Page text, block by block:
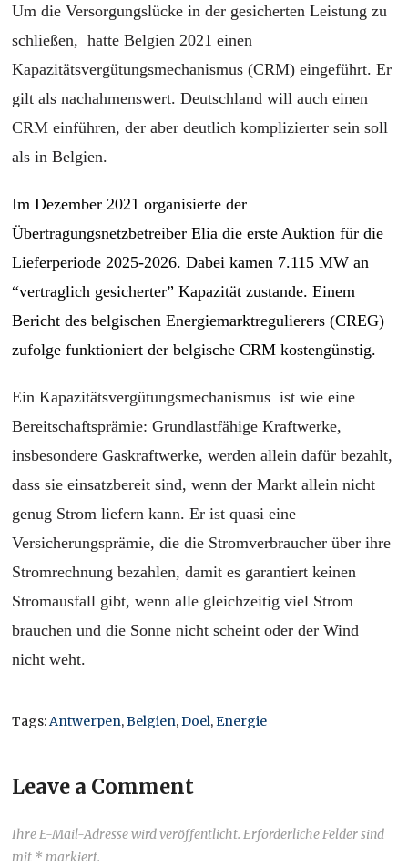
Um die Versorgungslücke in der gesicherten Leistung zu
schließen, hatte Belgien 2021 einen
Kapazitätsvergütungsmechanismus (CRM) eingeführt. Er
gilt als nachahmenswert. Deutschland will auch einen
CRM einführen, der aber deutlich komplizierter sein soll
als in Belgien.
Im Dezember 2021 organisierte der
Übertragungsnetzbetreiber Elia die erste Auktion für die
Lieferperiode 2025-2026. Dabei kamen 7.115 MW an
“vertraglich gesicherter” Kapazität zustande. Einem
Bericht des belgischen Energiemarktregulierers (CREG)
zufolge funktioniert der belgische CRM kostengünstig.
Ein Kapazitätsvergütungsmechanismus ist wie eine
Bereitschaftsprämie: Grundlastfähige Kraftwerke,
insbesondere Gaskraftwerke, werden allein dafür bezahlt,
dass sie einsatzbereit sind, wenn der Markt allein nicht
genug Strom liefern kann. Er ist quasi eine
Versicherungsprämie, die die Stromverbraucher über ihre
Stromrechnung bezahlen, damit es garantiert keinen
Stromausfall gibt, wenn alle gleichzeitig viel Strom
brauchen und die Sonne nicht scheint oder der Wind
nicht weht.
Tags:Antwerpen,Belgien,Doel,Energie
Leave a Comment
Ihre E-Mail-Adresse wird veröffentlicht. Erforderliche Felder sind
mit * markiert.